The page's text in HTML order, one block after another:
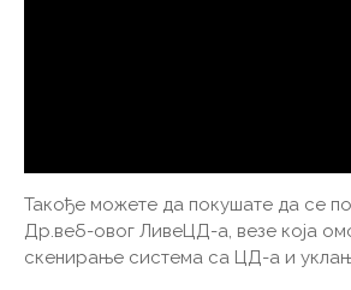
Такође можете да покушате да се
Др.веб-овог ЛивеЦД-а, везе која
скенирање система са ЦД-а и